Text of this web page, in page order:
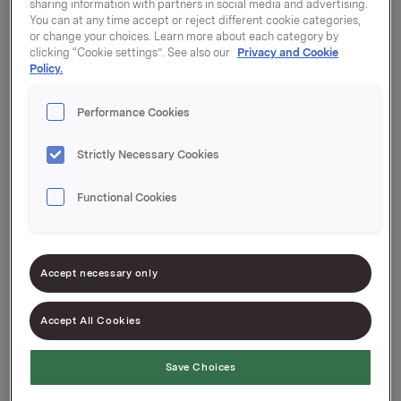
av Covid-19 situasjonen. Til stede var fem
stemmeberettigede personer, konsernsjef Jaan Ivar
Semlitsch, styrets leder Stein Erik hagen,
Selskapets valgte revisor Ernst & Young AS,
v/statsautorisert revisor Erik Mamelund (via video).
Alle forslag på agendaen ble vedtatt, jf. innkalling
sharing information with partners in social media and advertising.
You can at any time accept or reject different cookie categories,
or change your choices. Learn more about each category by
clicking “Cookie settings”. See also our Privacy and Cookie
Policy.
Performance Cookies
Strictly Necessary Cookies
Functional Cookies
Accept necessary only
Accept All Cookies
Save Choices